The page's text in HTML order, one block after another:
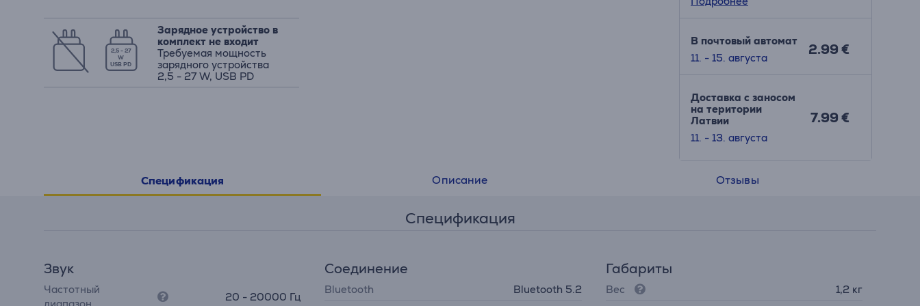
2,5 - 27
W
USB PD
Зарядное устройство в
комплект не входит
Требуемая мощность
зарядного устройства
2,5 - 27 W, USB PD
В почтовый автомат
11. - 15. августа
2.99 €
Доставка с заносом
на територии
Латвии
11. - 13. августа
7.99 €
Спецификация Описание Отзывы
Спецификация
Звук
Частотный
20 - 20000 Гц
Соединение
Bluetooth Bluetooth 5.2
Габариты
Вес
1,2 кг